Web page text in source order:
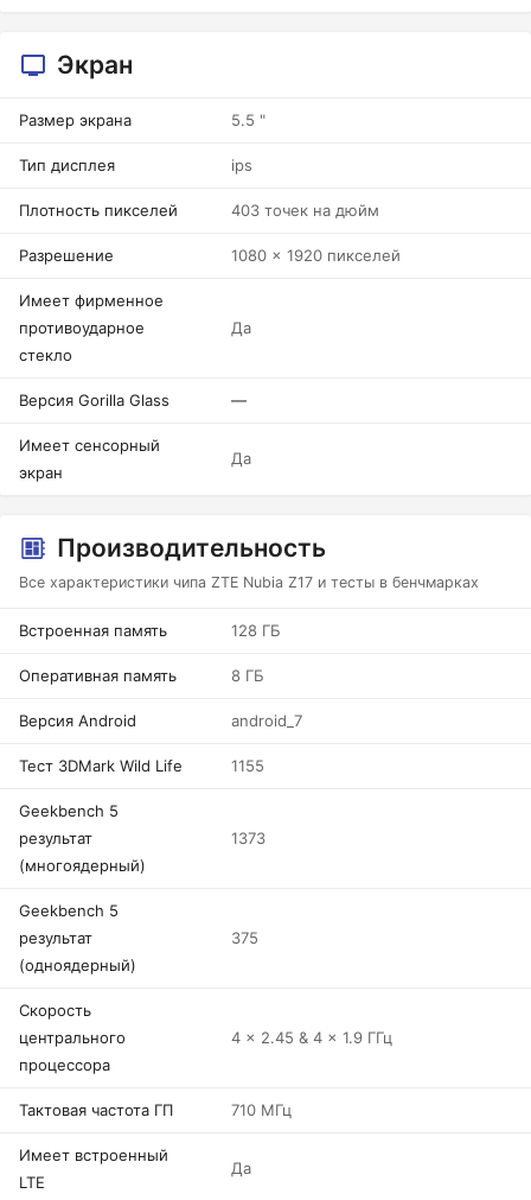
Экран
Размер экрана 5.5 "
Тип дисплея ips
Плотность пикселей 403 точек на дюйм
Разрешение 1080 x 1920 пикселей
Имеет фирменное
противоударное
стекло
Да
Версия Gorilla Glass —
Имеет сенсорный
экран
Да
Производительность
Все характеристики чипа ZTE Nubia Z17 и тесты в бенчмарках
Встроенная память 128 ГБ
Оперативная память 8 ГБ
Версия Android android_7
Тест 3DMark Wild Life 1155
Geekbench 5
результат
(многоядерный)
1373
Geekbench 5
результат
(одноядерный)
375
Скорость
центрального
процессора
4 x 2.45 & 4 x 1.9 ГГц
Тактовая частота ГП 710 МГц
Имеет встроенный
LTE
Да